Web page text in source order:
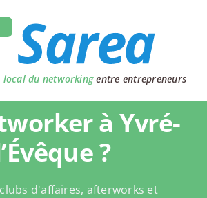
local du networkingentre entrepreneurs
à Yvré-
?
d'affaires, afterworks et